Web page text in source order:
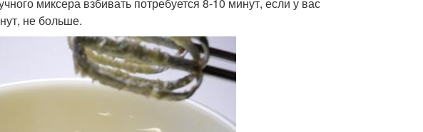
не больше.